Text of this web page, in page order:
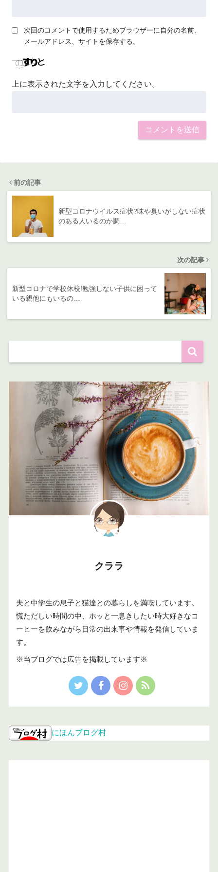
次回のコメントで使用するためブラウザーに自分の名前、
メールアドレス、サイトを保存する。
上に表示された文字を入力してください。
前の記事
新型コロナウイルス症状?味や臭いがしない症状
のある人いるのか調…
次の記事
新型コロナで学校休校!勉強しない子供に困って
いる親他にもいるの…
クララ
夫と中学生の息子と猫達との暮らしを満喫しています。
慌ただしい時間の中、ホッと一息きしたい時大好きなコ
ーヒーを飲みながら日常の出来事や情報を発信していま
す。
※当ブログでは広告を掲載しています※
にほんブログ村